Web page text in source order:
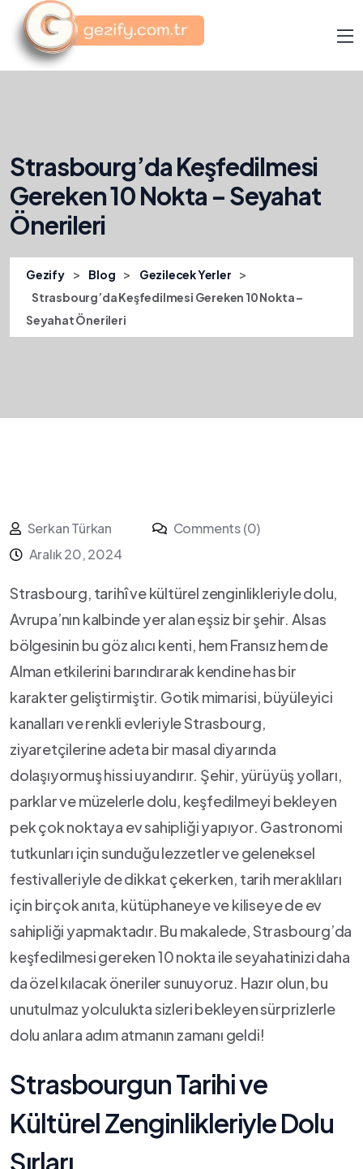
Strasbourg’da Keşfedilmesi
Gereken 10 Nokta – Seyahat
Önerileri
Gezify > Blog > Gezilecek Yerler >
Strasbourg’da Keşfedilmesi Gereken 10 Nokta –
Seyahat Önerileri
Serkan Türkan
Comments (0)
Aralık 20, 2024
Strasbourg, tarihî ve kültürel ​zenginlikleriyle⁣ dolu,
Avrupa’nın kalbinde yer alan eşsiz bir‌ şehir. Alsas
bölgesinin ⁤bu göz alıcı kenti, hem Fransız hem de
Alman etkilerini barındırarak ⁣kendine has bir
karakter geliştirmiştir. Gotik mimarisi, büyüleyici
kanalları ve renkli evleriyle Strasbourg,
ziyaretçilerine adeta bir masal diyarında
dolaşıyormuş hissi uyandırır. Şehir, yürüyüş yolları,
parklar ve müzelerle dolu, keşfedilmeyi bekleyen
pek çok noktaya ev sahipliği yapıyor. Gastronomi
tutkunları için sunduğu lezzetler ve geleneksel
festivalleriyle de dikkat çekerken, tarih meraklıları⁣
için⁤ birçok anıta, kütüphaneye ve kiliseye de ev
sahipliği yapmaktadır. Bu makalede, Strasbourg’da
keşfedilmesi gereken 10 ⁣nokta ile seyahatinizi daha
da‌ özel kılacak öneriler‌ sunuyoruz. Hazır olun, bu
unutulmaz yolculukta sizleri bekleyen sürprizlerle
dolu anlara adım atmanın zamanı geldi!
Strasbourgun Tarihi ve
Kültürel Zenginlikleriyle Dolu
Sırları